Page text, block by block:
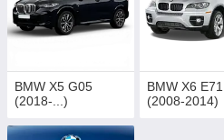
BMW X5 G05
(2018-...)
BMW X6 E71
(2008-2014)